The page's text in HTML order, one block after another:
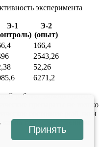
эксперимента
Э-1
Э-2
(опыт)
166,4
2543,26
52,26
6271,2
работы, можно сделать
препараты не только
состояние рыб, но и
при искусственном
Принять